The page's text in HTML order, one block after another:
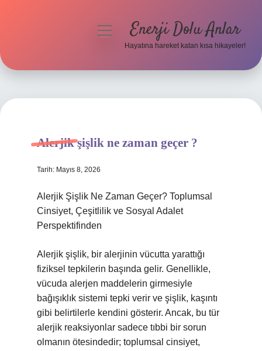
Hakkımızda
menüyüEnerji Dolu Anlar
Hayatına hareket katan kısa hikayeler!
Alerjik şişlik ne zaman geçer ?
Tarih: Mayıs 8, 2026
Alerjik Şişlik Ne Zaman Geçer? Toplumsal
Cinsiyet, Çeşitlilik ve Sosyal Adalet
Perspektifinden
Alerjik şişlik, bir alerjinin vücutta yarattığı
fiziksel tepkilerin başında gelir. Genellikle,
vücuda alerjen maddelerin girmesiyle
bağışıklık sistemi tepki verir ve şişlik, kaşıntı
gibi belirtilerle kendini gösterir. Ancak, bu tür
alerjik reaksiyonlar sadece tıbbi bir sorun
olmanın ötesindedir; toplumsal cinsiyet,